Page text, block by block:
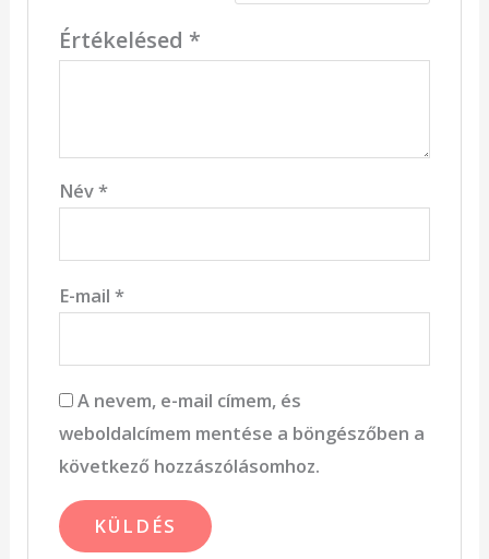
Értékelésed *
Név*
E-mail *
A nevem, e-mail címem, és
weboldalcímem mentése a böngészőben a
következő hozzászólásomhoz.